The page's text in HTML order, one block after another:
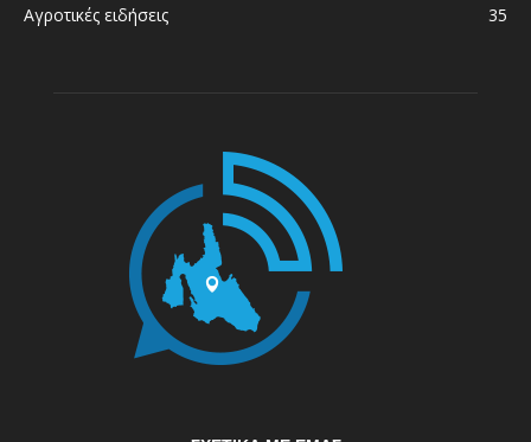
Αγροτικές ειδήσεις
35